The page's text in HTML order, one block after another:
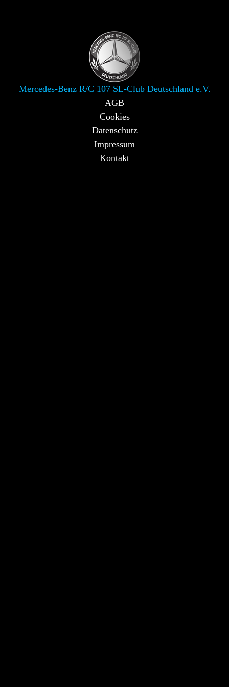
Mercedes-Benz R/C 107 SL-Club Deutschland e.V.
AGB
Cookies
Datenschutz
Impressum
Kontakt